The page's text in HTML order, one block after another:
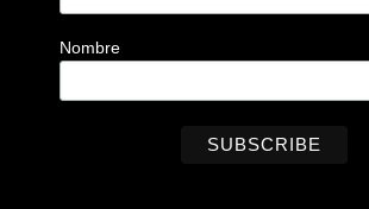
Nombre